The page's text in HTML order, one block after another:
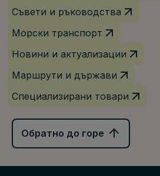
Съвети и ръководства
Морски транспорт
Новини и актуализации
Маршрути и държави
Специализирани товари
Обратно до горе